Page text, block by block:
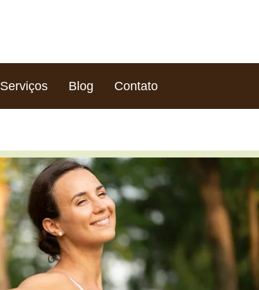
Serviços Blog Contato